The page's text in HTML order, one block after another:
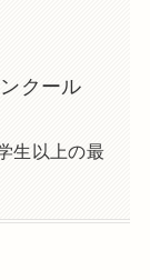
クール
生以上の最